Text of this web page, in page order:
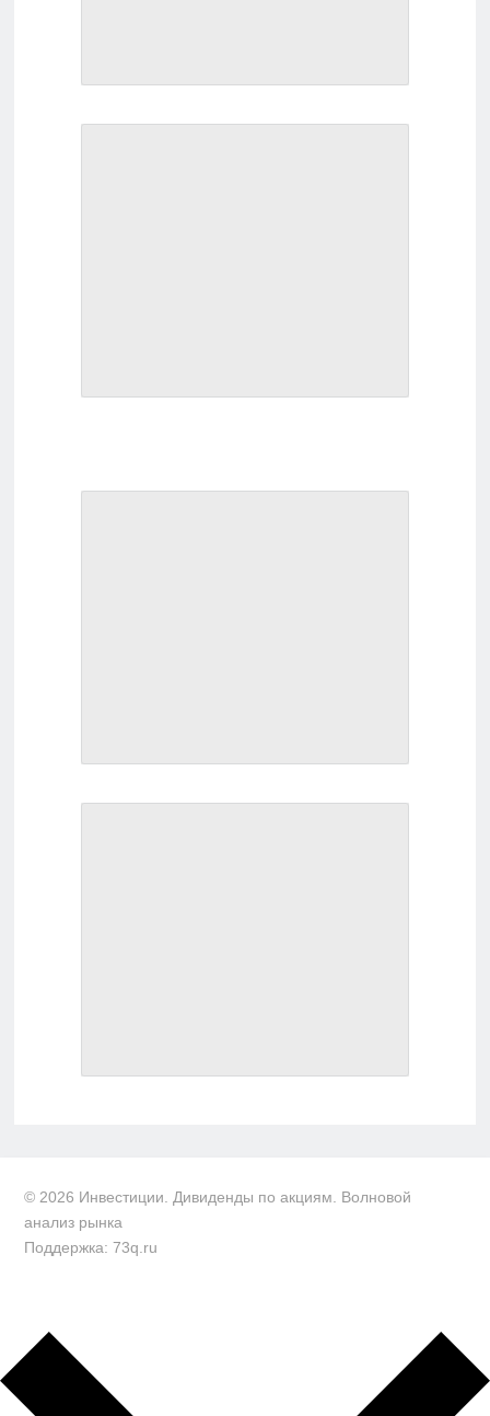
© 2026 Инвестиции. Дивиденды по акциям. Волновой
анализ рынка
Поддержка: 73q.ru